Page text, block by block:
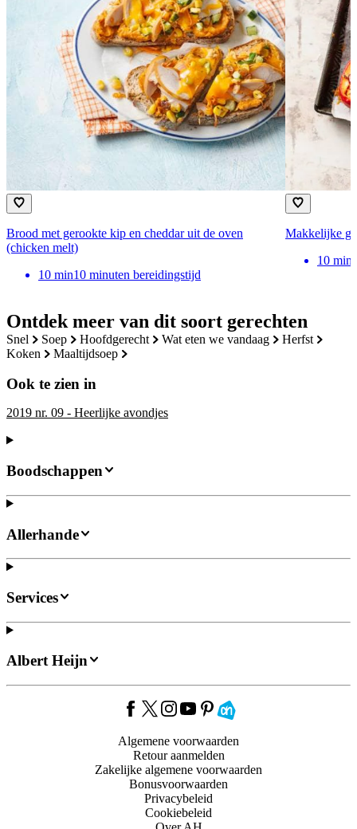
Ontdek meer van dit soort gerechten
snel soep hoofdgerecht wat eten we vandaag
herfst
koken
maaltijdsoep
Ook te zien in
2019 nr. 09 - Heerlijke avondjes
Brood met gerookte kip en cheddar uit de oven
(chicken melt)
10 min10 minuten bereidingstijd
Makkelijke
10 min
Boodschappen
Allerhande
Services
Albert Heijn
Algemene voorwaarden
Retour aanmelden
Zakelijke algemene voorwaarden
Bonusvoorwaarden
Privacybeleid
Cookiebeleid